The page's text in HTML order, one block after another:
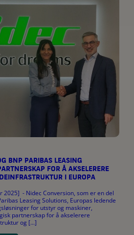
BNP PARIBAS LEASING
FOR Å AKSELERERE
I EUROPA
2025] - Nidec Conversion, som er en del
Leasing Solutions, Europas ledende
for utstyr og maskiner,
partnerskap for å akselerere
og [...]